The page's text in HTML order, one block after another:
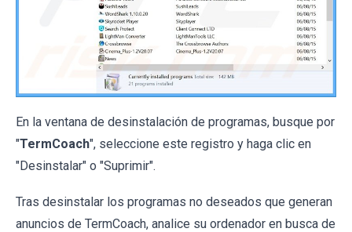
En la ventana de desinstalación de programas, busque por
"TermCoach", seleccione este registro y haga clic en
"Desinstalar" o "Suprimir".
Tras desinstalar los programas no deseados que generan
anuncios de TermCoach, analice su ordenador en busca de